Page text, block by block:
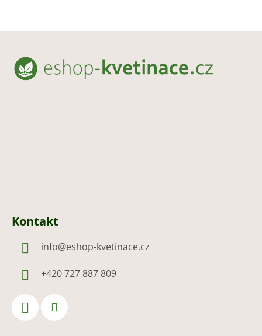
Z
Kontakt
info@eshop-kvetinace.cz
+420 727 887 809